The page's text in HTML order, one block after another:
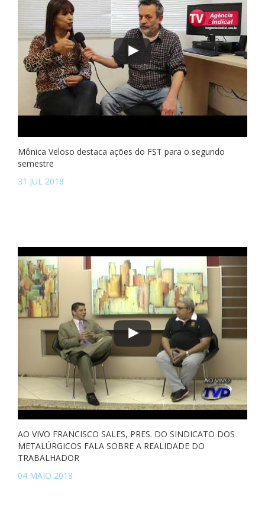
Mônica Veloso destaca ações do FST para o segundo
semestre
31 JUL 2018
AO VIVO FRANCISCO SALES, PRES. DO SINDICATO DOS
METALÚRGICOS FALA SOBRE A REALIDADE DO
TRABALHADOR
04 MAIO 2018